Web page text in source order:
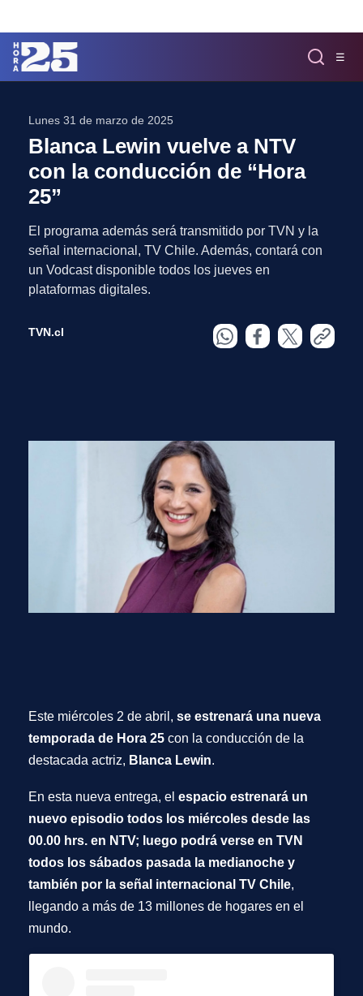
☰
INICIO
COLUMNAS
Podcast
Cine y Series
Música
Literatura
Patrimonio
EXCLUSIVO H25
Lunes 31 de marzo de 2025
Blanca Lewin vuelve a NTV
con la conducción de “Hora
25”
El programa además será transmitido por TVN y la
señal internacional, TV Chile. Además, contará con
un Vodcast disponible todos los jueves en
plataformas digitales.
TVN.cl
Este miércoles 2 de abril, se estrenará una nueva
temporada de Hora 25 con la conducción de la
destacada actriz, Blanca Lewin.
En esta nueva entrega, el espacio estrenará un
nuevo episodio todos los miércoles desde las
00.00 hrs. en NTV; luego podrá verse en TVN
todos los sábados pasada la medianoche y
también por la señal internacional TV Chile,
llegando a más de 13 millones de hogares en el
mundo.